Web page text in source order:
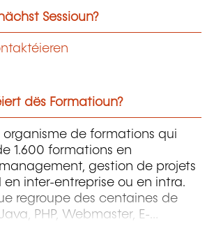
Sessioun?
dës Formatioun?
de formations qui
1.600 formations en
gestion de projets
inter-entreprise ou en intra.
regroupe des centaines de
PHP, Webmaster, E-